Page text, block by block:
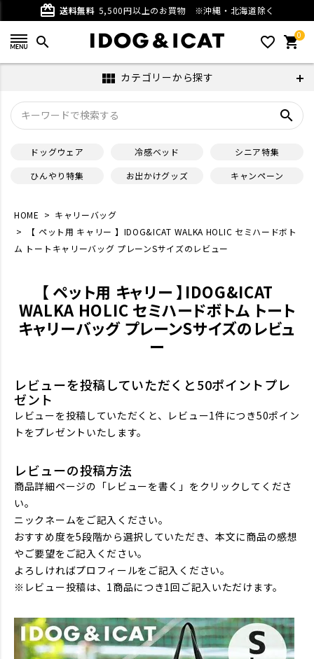
card_giftcard 送料無料 5,500円以上のお買物 ※沖縄・北海道除く
search favorite_outline 0
shopping_cart
view_module カテゴリーから探す
search
ドッグウェア 冷感ベッド
シニア特集
ひんやり特集
お出かけグッズ キャンペーン
HOME
キャリーバッグ
【 ペット用 キャリー 】IDOG&ICAT WALKA HOLIC セミハードボト
ム トートキャリーバッグ プレーンSサイズのレビュー
【 ペット用 キャリー 】IDOG&ICAT
WALKA HOLIC セミハードボトム トート
キャリーバッグ プレーンSサイズのレビュ
ー
レビューを投稿していただくと50ポイントプレ
ゼント
レビューを投稿していただくと、レビュー1件につき50ポイン
トをプレゼントいたします。
レビューの投稿方法
商品詳細ページの「レビューを書く」をクリックしてくださ
い。
ニックネームをご記入ください。
おすすめ度を5段階から選択していただき、本文に商品の感想
やご要望をご記入ください。
よろしければプロフィールをご記入ください。
※レビュー投稿は、1商品につき1回ご記入いただけます。